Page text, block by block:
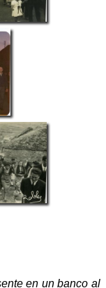
en un banco al